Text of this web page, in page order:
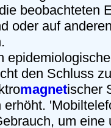
beobachteten
oder auf
den Schluss
magnetischer
um eine